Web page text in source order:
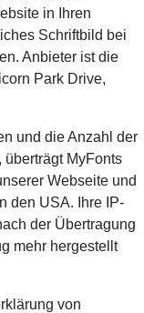
in Ihren
Schriftbild bei
Anbieter ist die
Park Drive,
und die Anzahl der
überträgt MyFonts
Webseite und
den USA. Ihre IP-
der Übertragung
mehr hergestellt
von